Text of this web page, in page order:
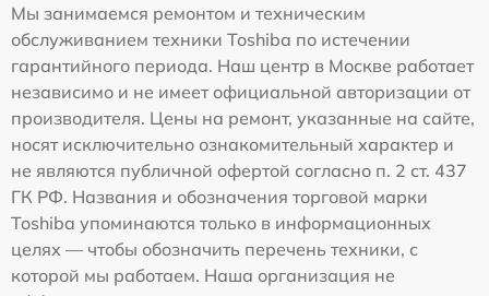
Мы занимаемся ремонтом и техническим
обслуживанием техники Toshiba по истечении
гарантийного периода. Наш центр в Москве работает
независимо и не имеет официальной авторизации от
производителя. Цены на ремонт, указанные на сайте,
носят исключительно ознакомительный характер и
не являются публичной офертой согласно п. 2 ст. 437
ГК РФ. Названия и обозначения торговой марки
Toshiba упоминаются только в информационных
целях — чтобы обозначить перечень техники, с
которой мы работаем. Наша организация не